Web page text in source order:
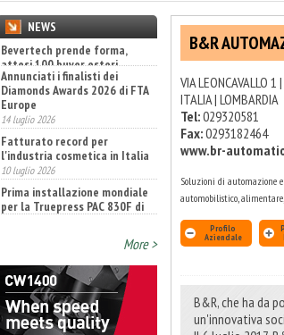
B&R
VIA LEONCAVALLO
ITALIA | LOMBARDIA
Tel:029320581
Fax:0293182464
www.br-
Soluzioni di automazione
automobilistico,
Profilo
Aziendale
B&R, che ha da
un'innovativa
NEWS
Annunciati i finalisti dei
Diamonds Awards 2026 di FTA
Europe
14 luglio 2026
Fatturato record per
l'industria cosmetica in Italia
10 luglio 2026
Prima installazione mondiale
per la Truepress PAC 830F di
SCREEN
9 luglio 2026
More >